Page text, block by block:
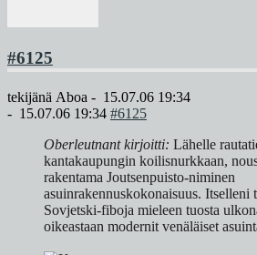
#6125
tekijänä Aboa - 15.07.06 19:34
- 15.07.06 19:34 #6125
Oberleutnant kirjoitti: Lähelle
kantakaupungin koilisnurkkaan,
rakentama Joutsenpuisto-niminen
asuinrakennuskokonaisuus. Itselleni
Sovjetski-fiboja mieleen tuosta
oikeastaan modernit venäläiset